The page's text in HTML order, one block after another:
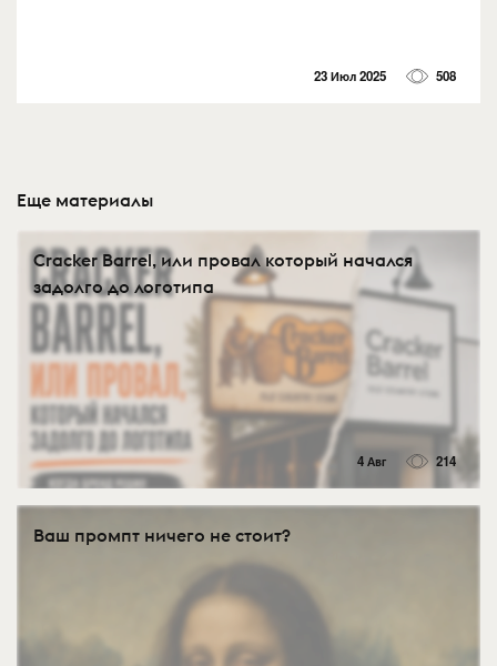
23 Июл 2025 508
Еще материалы
Cracker Barrel, или провал который начался
задолго до логотипа
4 Авг 214
Ваш промпт ничего не стоит?